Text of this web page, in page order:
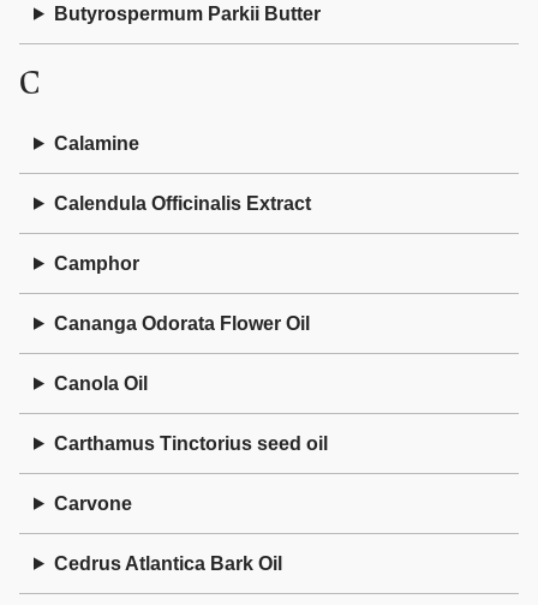
Butyrospermum Parkii Butter
C
Calamine
Calendula Officinalis Extract
Camphor
Cananga Odorata Flower Oil
Canola Oil
Carthamus Tinctorius seed oil
Carvone
Cedrus Atlantica Bark Oil